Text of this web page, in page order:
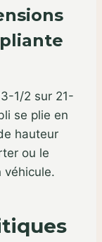
1/2 sur 21-
se plie en
hauteur
ou le
véhicule.